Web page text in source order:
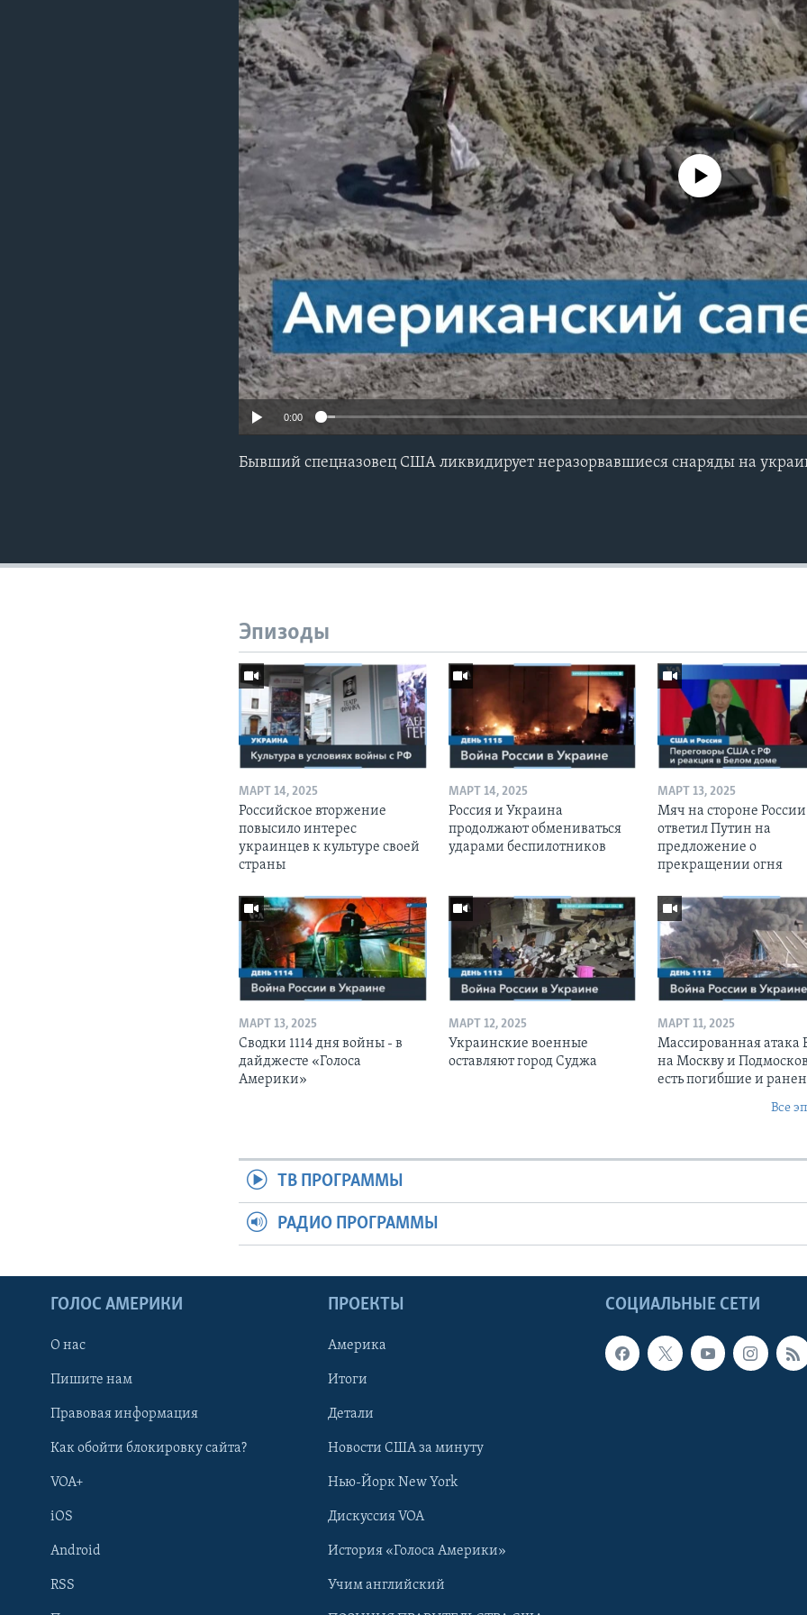
No media source currently
0:00
Бывший спецназовец США ликвидирует неразорвавшиеся снаряды на
Эпизоды
МАРТ 14, 2025
Российское вторжение
повысило интерес
украинцев к культуре своей
страны
МАРТ 14, 2025
Россия и Украина
продолжают обмениваться
ударами беспилотников
МАРТ 13, 2025
Мяч на стороне
ответил Путин на
предложение о
прекращении огня
МАРТ 13, 2025
Сводки 1114 дня войны - в
дайджесте «Голоса
Америки»
МАРТ 12, 2025
Украинские военные
оставляют город Суджа
МАРТ 11, 2025
Массированная атака
на Москву и
есть погибшие и
Все
ТВ ПРОГРАММЫ
РАДИО ПРОГРАММЫ
СОЦИАЛЬНЫЕ СЕТИ
ГОЛОС АМЕРИКИ
О нас
Пишите нам
Правовая информация
Как обойти блокировку сайта?
VOA+
iOS
Android
RSS
ПРОЕКТЫ
Америка
Итоги
Детали
Новости США за минуту
Нью-Йорк New York
Дискуссия VOA
История «Голоса Америки»
Учим английский